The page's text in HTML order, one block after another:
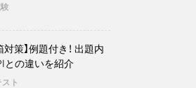
対策】例題付き！ 出題内
との違いを紹介
ト